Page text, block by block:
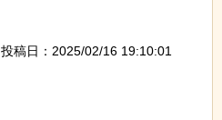
投稿日：2025/02/16 19:10:01